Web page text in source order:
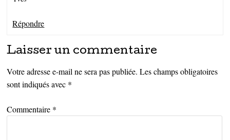
Répondre
Laisser un commentaire
Votre adresse e-mail ne sera pas publiée. Les champs obligatoires
sont indiqués avec *
Commentaire *